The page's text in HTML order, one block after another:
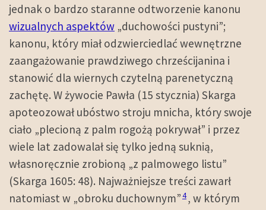
jednak o bardzo staranne odtworzenie kanonu
wizualnych aspektów „duchowości pustyni”;
kanonu, który miał odzwierciedlać wewnętrzne
zaangażowanie prawdziwego chrześcijanina i
stanowić dla wiernych czytelną parenetyczną
zachętę. W żywocie Pawła (15 stycznia) Skarga
apoteozował ubóstwo stroju mnicha, który swoje
ciało „plecioną z palm rogożą pokrywał” i przez
wiele lat zadowalał się tylko jedną suknią,
własnoręcznie zrobioną „z palmowego listu”
(Skarga 1605: 48). Najważniejsze treści zawarł
natomiast w „obroku duchownym”4, w którym